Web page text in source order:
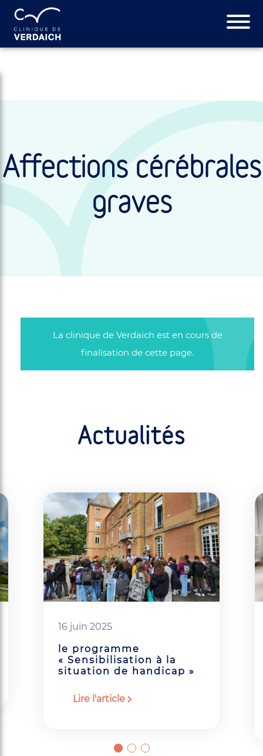
Affections cérébrales
graves
La clinique de Verdaich est en cours de
finalisation de cette page.
Actualités
16 juin 2025
le programme
« Sensibilisation à la
situation de handicap »
Lire l'article